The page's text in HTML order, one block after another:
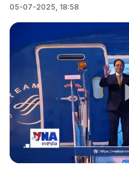
05-07-2025, 18:58